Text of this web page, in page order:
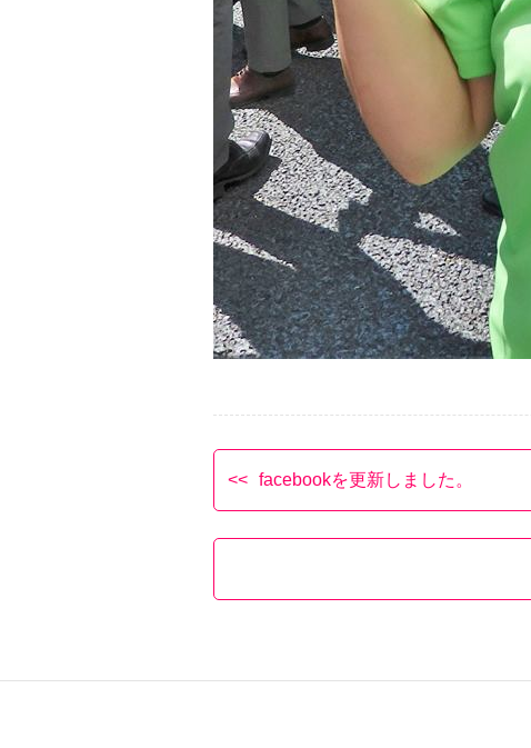
facebookを更新しました。